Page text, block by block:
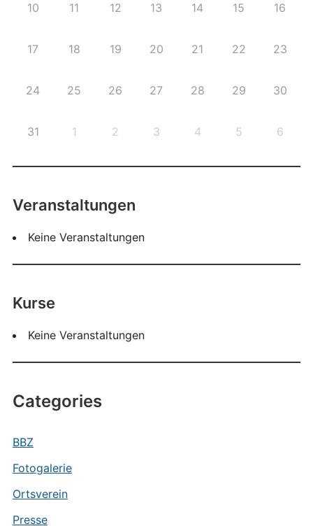
10 11 12 13 14 15 16
17 18 19 20 21 22 23
24 25 26 27 28 29 30
31 1 2 3 4 5 6
Veranstaltungen
Keine Veranstaltungen
Kurse
Keine Veranstaltungen
Categories
BBZ
Fotogalerie
Ortsverein
Presse